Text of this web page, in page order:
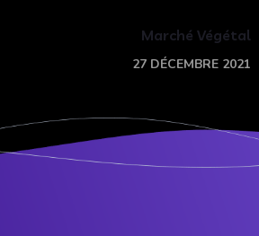
Marché Végétal
27 DÉCEMBRE 2021